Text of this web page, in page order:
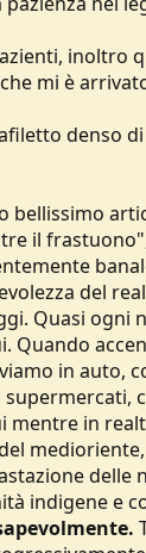
inoltro
mi è
denso
bellissimo
il
del
Quasi ogni
Quando
in auto,
mentre in
delle
indigene e